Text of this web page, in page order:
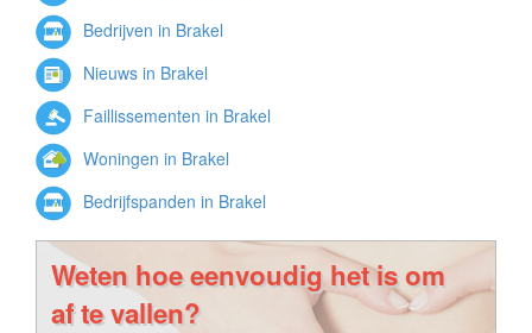
Bedrijven in Brakel
Nieuws in Brakel
Faillissementen in Brakel
Woningen in Brakel
Bedrijfspanden in Brakel
Weten hoe eenvoudig het is om
af te vallen?